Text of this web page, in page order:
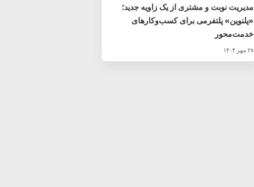
مدیریت نوبت و مشتری از یک زاویه جدید؛
«پلنوین» پلتفرمی برای کسب‌وکارهای
خدمت‌محور
۲۸ مهر ۱۴۰۴